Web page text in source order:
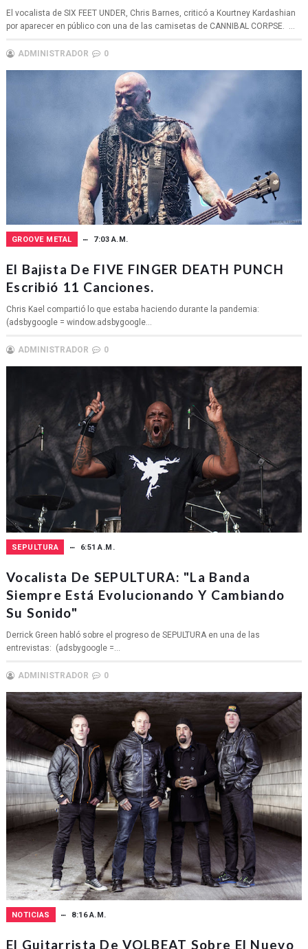
El vocalista de SIX FEET UNDER, Chris Barnes, criticó a Kourtney Kardashian
por aparecer en público con una de las camisetas de CANNIBAL CORPSE. ...
ADMINISTRADOR 0
GROOVE METAL 7:03 A.M.
El Bajista De FIVE FINGER DEATH PUNCH
Escribió 11 Canciones.
Chris Kael compartió lo que estaba haciendo durante la pandemia:
(adsbygoogle = window.adsbygoogle...
ADMINISTRADOR 0
SEPULTURA 6:51 A.M.
Vocalista De SEPULTURA: "La Banda
Siempre Está Evolucionando Y Cambiando
Su Sonido"
Derrick Green habló sobre el progreso de SEPULTURA en una de las
entrevistas: (adsbygoogle =...
ADMINISTRADOR 0
NOTICIAS 8:16 A.M.
El Guitarrista De VOLBEAT Sobre El Nuevo